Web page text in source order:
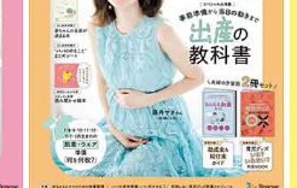
用、ミニサイズ、ハイタイプ、ロ
考えた時の選ぶ基準は、大人の睡
らは、大人の睡眠環境別にぴった
プをご紹介します！